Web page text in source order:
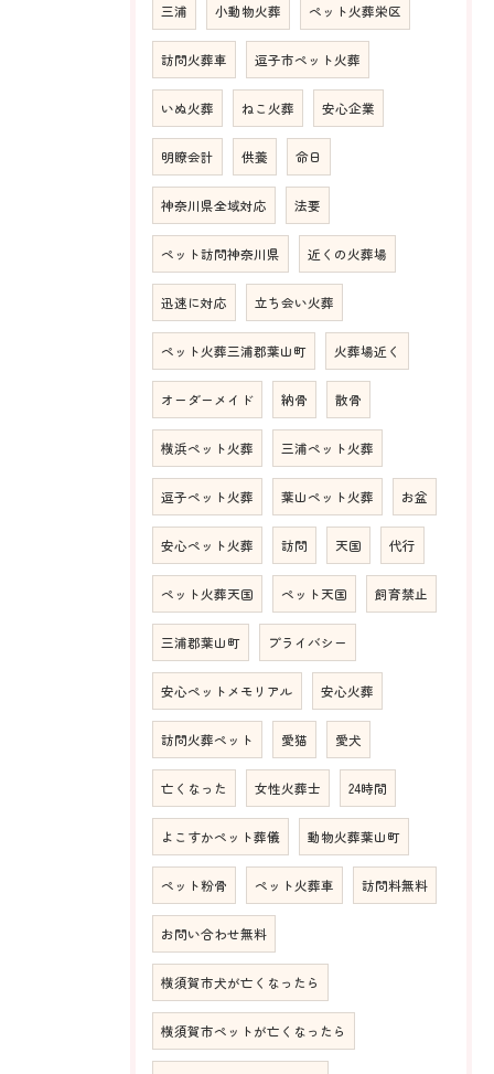
三浦 小動物火葬 ペット火葬栄区
訪問火葬車 逗子市ペット火葬
いぬ火葬 ねこ火葬 安心企業
明瞭会計 供養 命日
神奈川県全域対応 法要
ペット訪問神奈川県 近くの火葬場
迅速に対応 立ち会い火葬
ペット火葬三浦郡葉山町 火葬場近く
オーダーメイド 納骨 散骨
横浜ペット火葬 三浦ペット火葬
逗子ペット火葬 葉山ペット火葬 お盆
安心ペット火葬 訪問 天国 代行
ペット火葬天国 ペット天国 飼育禁止
三浦郡葉山町 プライバシー
安心ペットメモリアル 安心火葬
訪問火葬ペット 愛猫 愛犬
亡くなった 女性火葬士 24時間
よこすかペット葬儀 動物火葬葉山町
ペット粉骨 ペット火葬車 訪問料無料
お問い合わせ無料
横須賀市犬が亡くなったら
横須賀市ペットが亡くなったら